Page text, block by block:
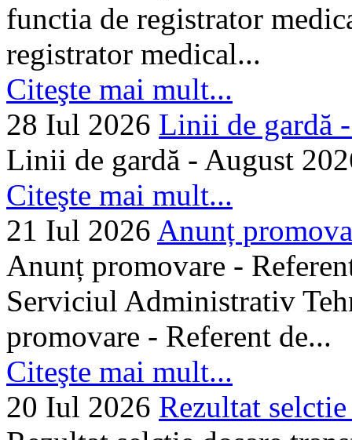
functia de registrator
registrator medical...
Citeşte mai mult...
28 Iul 2026 Linii de gardă
Linii de gardă - August
Citeşte mai mult...
21 Iul 2026 Anunț
Anunț promovare -
Serviciul Administrativ
promovare - Referent de...
Citeşte mai mult...
20 Iul 2026 Rezultat